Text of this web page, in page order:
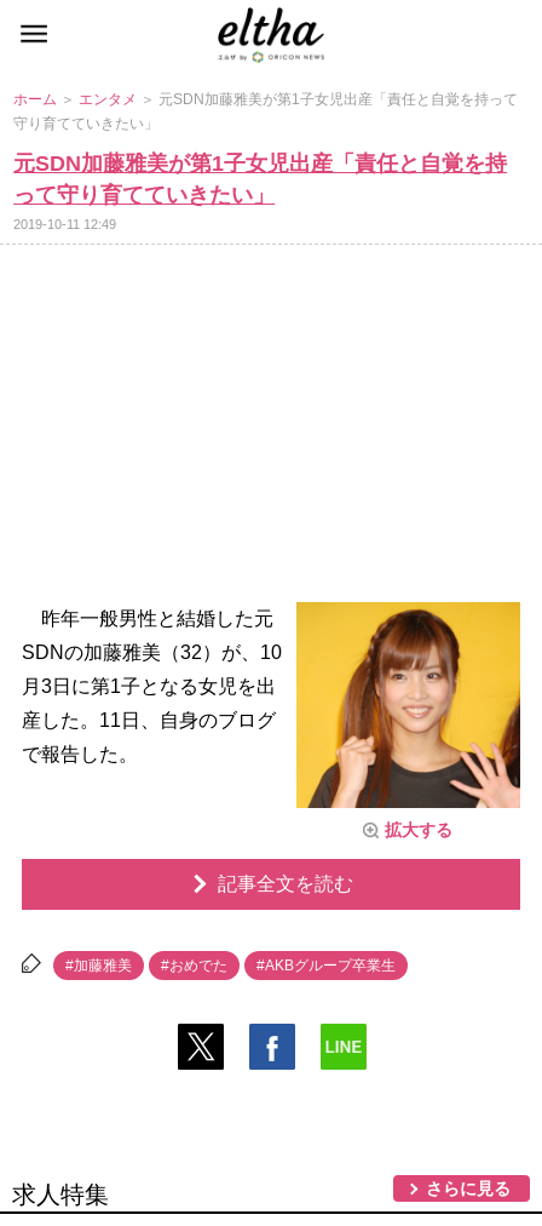
ホーム ＞ エンタメ ＞ 元SDN加藤雅美が第1子女児出産「責任と自覚を持って
守り育てていきたい」
元SDN加藤雅美が第1子女児出産「責任と自覚を持
って守り育てていきたい」
2019-10-11 12:49
拡大する
昨年一般男性と結婚した元
SDNの加藤雅美（32）が、10
月3日に第1子となる女児を出
産した。11日、自身のブログ
で報告した。
記事全文を読む
#加藤雅美 #おめでた #AKBグループ卒業生
求人特集 さらに見る